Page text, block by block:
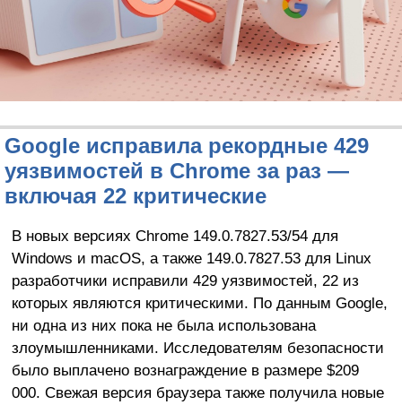
Google исправила рекордные 429
уязвимостей в Chrome за раз —
включая 22 критические
В новых версиях Chrome 149.0.7827.53/54 для
Windows и macOS, а также 149.0.7827.53 для Linux
разработчики исправили 429 уязвимостей, 22 из
которых являются критическими. По данным Google,
ни одна из них пока не была использована
злоумышленниками. Исследователям безопасности
было выплачено вознаграждение в размере $209
000. Свежая версия браузера также получила новые